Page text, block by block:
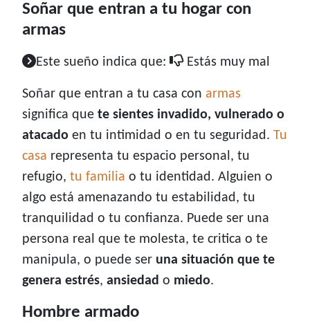
Soñar que entran a tu hogar con
armas
Este sueño indica que: Estás muy mal
Soñar que entran a tu casa con armas
significa que te sientes invadido, vulnerado o
atacado en tu intimidad o en tu seguridad. Tu
casa representa tu espacio personal, tu
refugio, tu familia o tu identidad. Alguien o
algo está amenazando tu estabilidad, tu
tranquilidad o tu confianza. Puede ser una
persona real que te molesta, te critica o te
manipula, o puede ser una situación que te
genera estrés, ansiedad o miedo.
Hombre armado